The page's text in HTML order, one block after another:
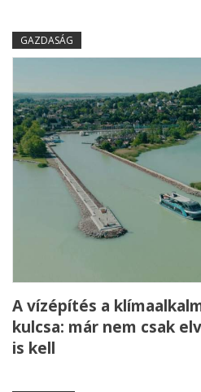
GAZDASÁG
A vízépítés a
kulcsa: már nem csak
is kell